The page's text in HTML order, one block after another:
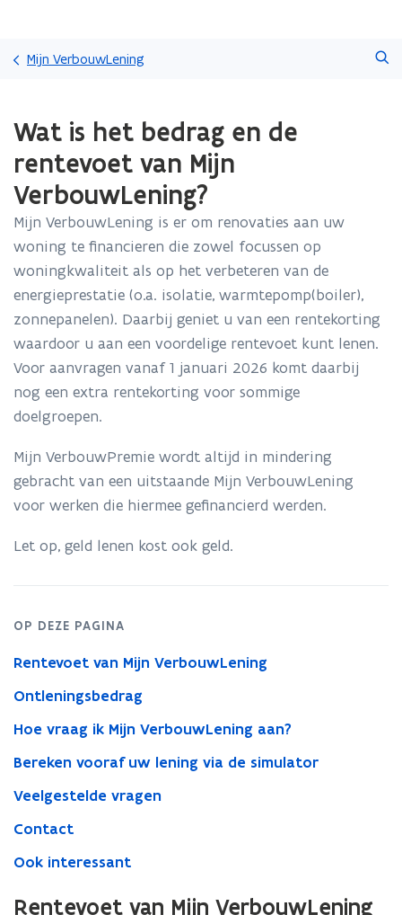
gaan
Mijn VerbouwLening
met
laden.
zich
op:
het
bedrag
rentevoet
van
Mijn
VerbouwLening?
Wat is het bedrag en de
rentevoet van Mijn
VerbouwLening?
Mijn VerbouwLening is er om renovaties aan uw
woning te financieren die zowel focussen op
woningkwaliteit als op het verbeteren van de
energieprestatie (o.a. isolatie, warmtepomp(boiler),
zonnepanelen). Daarbij geniet u van een rentekorting
waardoor u aan een voordelige rentevoet kunt lenen.
Voor aanvragen vanaf 1 januari 2026 komt daarbij
nog een extra rentekorting voor sommige
doelgroepen.
Mijn VerbouwPremie wordt altijd in mindering
gebracht van een uitstaande Mijn VerbouwLening
voor werken die hiermee gefinancierd werden.
Let op, geld lenen kost ook geld.
OP DEZE PAGINA
Rentevoet van Mijn VerbouwLening
Ontleningsbedrag
Hoe vraag ik Mijn VerbouwLening aan?
Bereken vooraf uw lening via de simulator
Veelgestelde vragen
Contact
Ook interessant
Rentevoet van Mijn VerbouwLening